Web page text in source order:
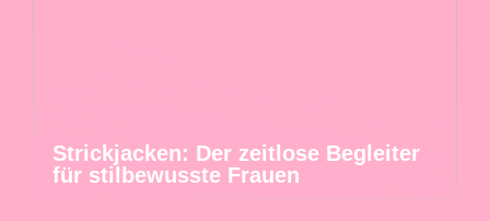
Strickjacken: Der zeitlose Begleiter
für stilbewusste Frauen